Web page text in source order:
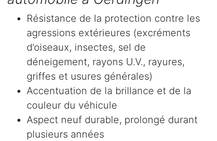
Résistance de la protection contre les
agressions extérieures (excréments
d’oiseaux, insectes, sel de
déneigement, rayons U.V., rayures,
griffes et usures générales)
Accentuation de la brillance et de la
couleur du véhicule
Aspect neuf durable, prolongé durant
plusieurs années